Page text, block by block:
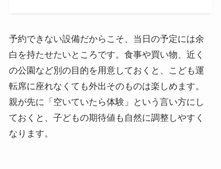
予約できない設備だからこそ、当日の予定には余
白を持たせたいところです。食事や買い物、近く
の公園など別の目的を用意しておくと、こども運
転席に座れなくても外出そのものは楽しめます。
親が先に「空いていたら体験」という言い方にし
ておくと、子どもの期待値も自然に調整しやすく
なります。